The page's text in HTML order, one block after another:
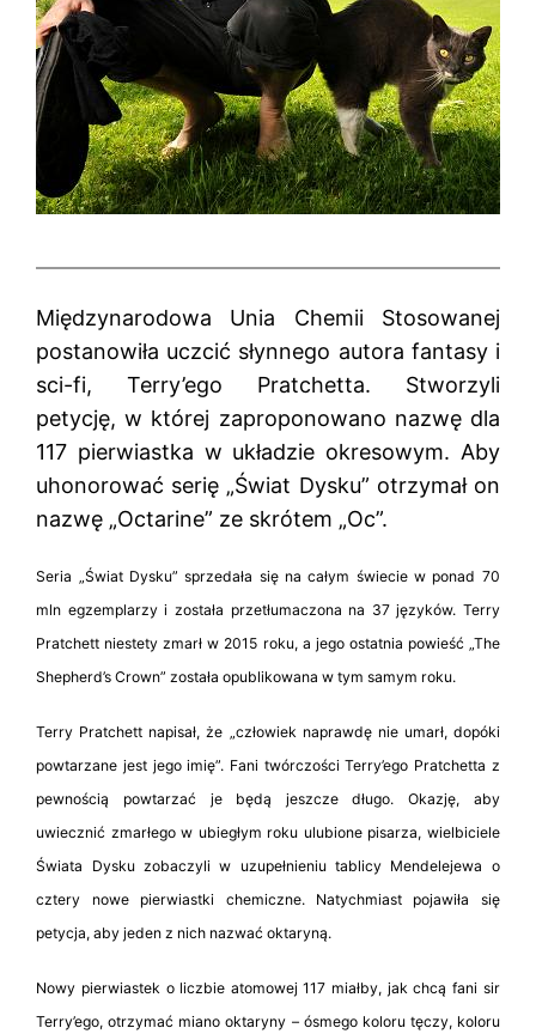
Międzynarodowa Unia Chemii Stosowanej
postanowiła uczcić słynnego autora fantasy i
sci-fi, Terry’ego Pratchetta. Stworzyli
petycję, w której zaproponowano nazwę dla
117 pierwiastka w układzie okresowym. Aby
uhonorować serię „Świat Dysku” otrzymał on
nazwę „Octarine” ze skrótem „Oc”.
Seria „Świat Dysku” sprzedała się na całym świecie w ponad 70
mln egzemplarzy i została przetłumaczona na 37 języków. Terry
Pratchett niestety zmarł w 2015 roku, a jego ostatnia powieść „The
Shepherd’s Crown” została opublikowana w tym samym roku.
Terry Pratchett napisał, że „człowiek naprawdę nie umarł, dopóki
powtarzane jest jego imię”. Fani twórczości Terry’ego Pratchetta z
pewnością powtarzać je będą jeszcze długo. Okazję, aby
uwiecznić zmarłego w ubiegłym roku ulubione pisarza, wielbiciele
Świata Dysku zobaczyli w uzupełnieniu tablicy Mendelejewa o
cztery nowe pierwiastki chemiczne. Natychmiast pojawiła się
petycja, aby jeden z nich nazwać oktaryną.
Nowy pierwiastek o liczbie atomowej 117 miałby, jak chcą fani sir
Terry’ego, otrzymać miano oktaryny – ósmego koloru tęczy, koloru